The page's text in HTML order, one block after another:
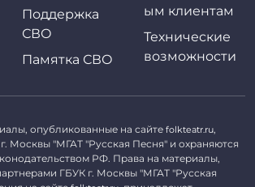
Поддержка
СВО
Памятка СВО
ым клиентам
Технические
возможности
опубликованные на сайте folkteatr.ru,
Москвы "МГАТ "Русская Песня" и охраняются
РФ. Права на материалы,
ГБУК г. Москвы "МГАТ "Русская